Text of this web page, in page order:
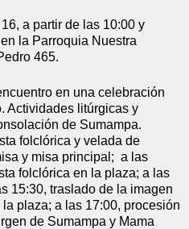
a partir de las 10:00 y
la Parroquia Nuestra
465.
en una celebración
Actividades litúrgicas y
de Sumampa.
folclórica y velada de
y misa principal;  a las
folclórica en la plaza; a las
15:30, traslado de la imagen
plaza; a las 17:00, procesión
de Sumampa y Mama